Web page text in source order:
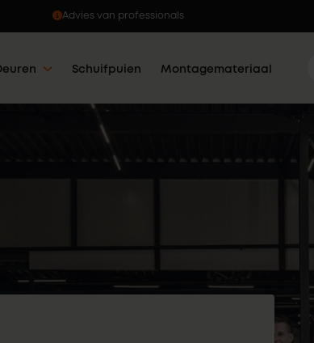
Schuifpuien Montagemateriaal